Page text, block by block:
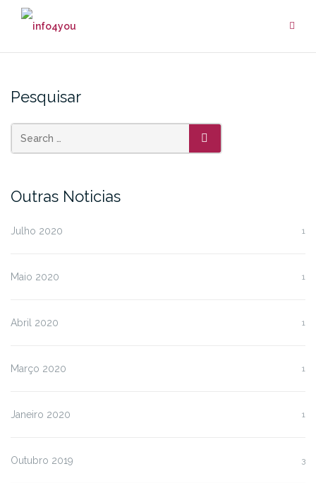
Pesquisar
SEARCH
Outras Noticias
Julho 2020 1
Maio 2020 1
Abril 2020 1
Março 2020 1
Janeiro 2020 1
Outubro 2019 3